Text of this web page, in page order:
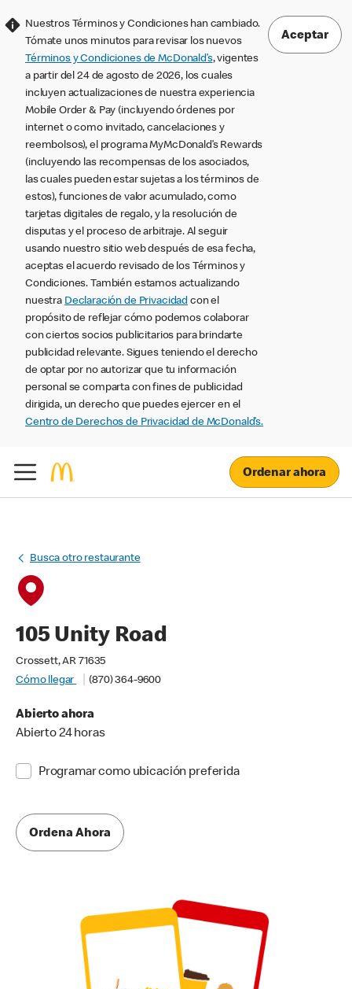
Nuestros Términos y Condiciones han cambiado.
Tómate unos minutos para revisar los nuevos
Términos y Condiciones de McDonald’s, vigentes
a partir del 24 de agosto de 2026, los cuales
incluyen actualizaciones de nuestra experiencia
Mobile Order & Pay (incluyendo órdenes por
internet o como invitado, cancelaciones y
reembolsos), el programa MyMcDonald’s Rewards
(incluyendo las recompensas de los asociados,
las cuales pueden estar sujetas a los términos de
estos), funciones de valor acumulado, como
tarjetas digitales de regalo, y la resolución de
disputas y el proceso de arbitraje. Al seguir
usando nuestro sitio web después de esa fecha,
aceptas el acuerdo revisado de los Términos y
Condiciones. También estamos actualizando
nuestra Declaración de Privacidad con el
propósito de reflejar cómo podemos colaborar
con ciertos socios publicitarios para brindarte
publicidad relevante. Sigues teniendo el derecho
de optar por no autorizar que tu información
personal se comparta con fines de publicidad
dirigida, un derecho que puedes ejercer en el
Centro de Derechos de Privacidad de McDonald’s.
Aceptar
Ordenar ahora
Busca otro restaurante
105 Unity Road
Crossett, AR 71635
Cómo llegar
(870) 364-9600
Abierto ahora
Abierto 24 horas
Programar como ubicación preferida
Ordena Ahora